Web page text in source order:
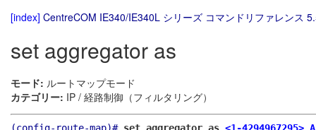
[index] CentreCOM IE340/IE340L シリーズ コマンドリファレンス
set aggregator as
モード: ルートマップモード
カテゴリー: IP / 経路制御（フィルタリング）